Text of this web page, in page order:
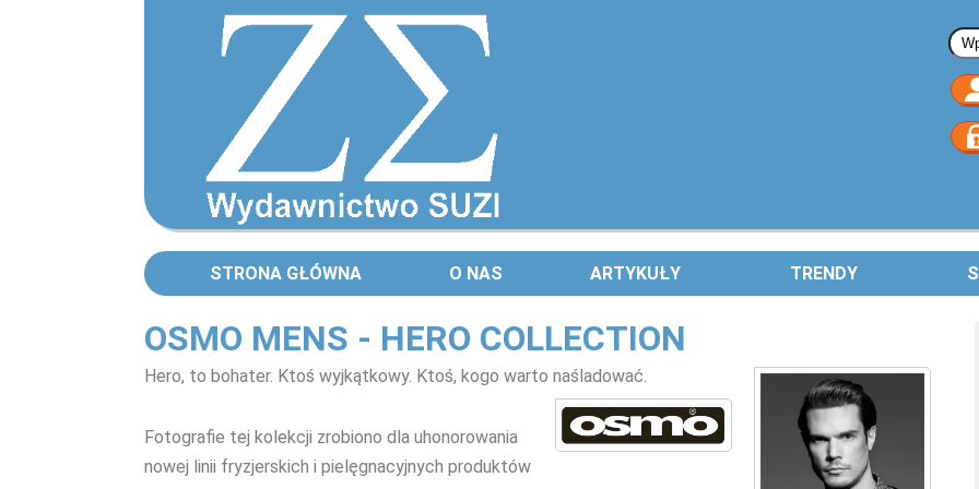
STRONA GŁÓWNA O NAS ARTYKUŁY TRENDY
OSMO MENS - HERO COLLECTION
Hero, to bohater. Ktoś wyjkątkowy. Ktoś, kogo warto naśladować.
Fotografie tej kolekcji zrobiono dla uhonorowania
nowej linii fryzjerskich i pielęgnacyjnych produktów